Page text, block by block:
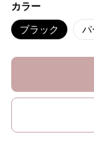
カラー
ブラック パ